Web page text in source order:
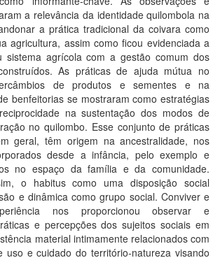
a relevância da identidade quilombola na
a prática tradicional da coivara como
agricultura, assim como ficou evidenciada a
sistema agrícola com a gestão comum dos
As práticas de ajuda mútua no
de produtos e sementes e na
benfeitorias se mostraram como estratégias
na sustentação dos modos de
no quilombo. Esse conjunto de práticas
geral, têm origem na ancestralidade, nos
desde a infância, pelo exemplo e
no espaço da família e da comunidade.
o habitus como uma disposição social
e dinâmica como grupo social. Conviver e
nos proporcionou observar e
e percepções dos sujeitos sociais em
material intimamente relacionados com
uso e cuidado do território-natureza visando